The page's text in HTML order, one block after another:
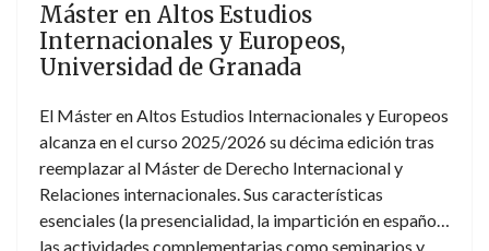
Máster en Altos Estudios
Internacionales y Europeos,
Universidad de Granada
El Máster en Altos Estudios Internacionales y Europeos
alcanza en el curso 2025/2026 su décima edición tras
reemplazar al Máster de Derecho Internacional y
Relaciones internacionales. Sus características
esenciales (la presencialidad, la impartición en español,
las actividades complementarias como seminarios y